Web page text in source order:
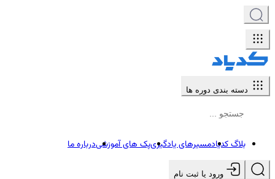
دسته بندی دوره ها
بلاگ کدیادمسیرهای یادگیریپک های آموزشیدرباره ما
ورود یا ثبت نام